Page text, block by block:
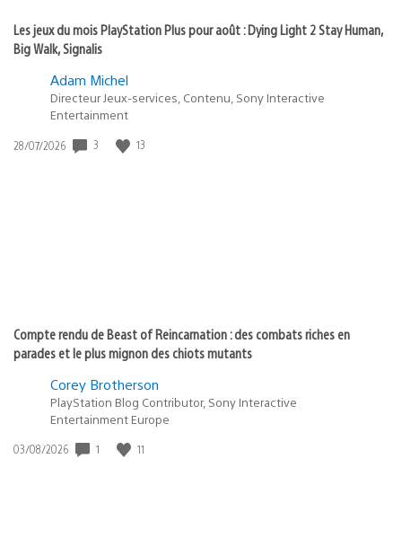
Les jeux du mois PlayStation Plus pour août : Dying Light 2 Stay Human,
Big Walk, Signalis
Adam Michel
Directeur Jeux-services, Contenu, Sony Interactive
Entertainment
Date
28/07/2026 3 13
Compte rendu de Beast of Reincarnation : des combats riches en
parades et le plus mignon des chiots mutants
Corey Brotherson
PlayStation Blog Contributor, Sony Interactive
Entertainment Europe
Date
03/08/2026 1 11